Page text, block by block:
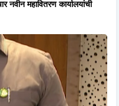
नवीन महावितरण कार्यालयांची